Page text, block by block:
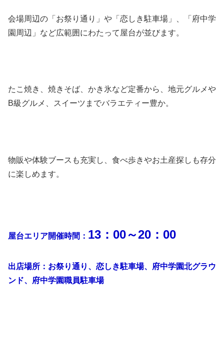
会場周辺の「お祭り通り」や「恋しき駐車場」、「府中学
園周辺」など広範囲にわたって屋台が並びます。
たこ焼き、焼きそば、かき氷など定番から、地元グルメや
B級グルメ、スイーツまでバラエティー豊か。
物販や体験ブースも充実し、食べ歩きやお土産探しも存分
に楽しめます。
屋台エリア開催時間： 13：00～20：00
出店場所：お祭り通り、恋しき駐車場、府中学園北グラウ
ンド、府中学園職員駐車場